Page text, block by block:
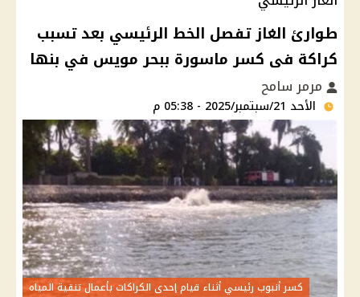
طوارئ الغاز تفصل الخط الرئيسي بعد تسبب
كراكة فى كسر ماسورة ببحر مويس في بنها
مرمر سامح
الأحد 21/سبتمبر/2025 - 05:38 م
كسر أنبوب رئيسي أثناء قيام إحدى الكراكات بأعمال تنقية المياه